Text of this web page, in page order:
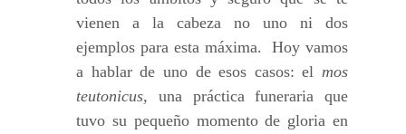
vienen a la cabeza no uno ni dos
ejemplos para esta máxima. Hoy vamos
a hablar de uno de esos casos: el mos
teutonicus, una práctica funeraria que
tuvo su pequeño momento de gloria en